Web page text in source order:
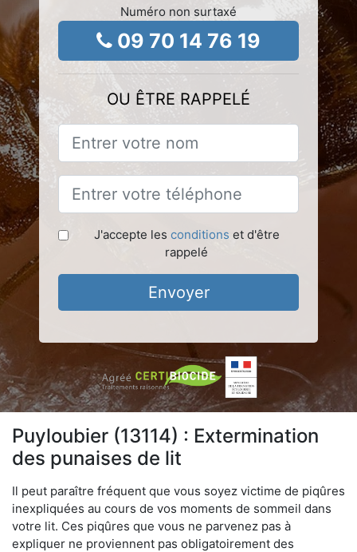
Numéro non surtaxé
09 70 14 76 19
OU ÊTRE RAPPELÉ
J'accepte les conditions et d'être
rappelé
Envoyer
Puyloubier (13114) : Extermination
des punaises de lit
Il peut paraître fréquent que vous soyez victime de piqûres
inexpliquées au cours de vos moments de sommeil dans
votre lit. Ces piqûres que vous ne parvenez pas à
expliquer ne proviennent pas obligatoirement des